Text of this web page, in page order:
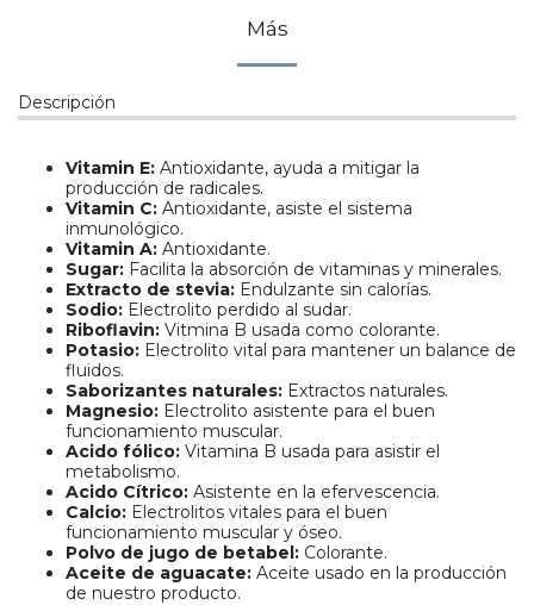
Más
Descripción
Vitamin E: Antioxidante, ayuda a mitigar la
producción de radicales.
Vitamin C: Antioxidante, asiste el sistema
inmunológico.
Vitamin A: Antioxidante.
Sugar: Facilita la absorción de vitaminas y minerales.
Extracto de stevia: Endulzante sin calorías.
Sodio: Electrolito perdido al sudar.
Riboflavin: Vitmina B usada como colorante.
Potasio: Electrolito vital para mantener un balance de
fluidos.
Saborizantes naturales: Extractos naturales.
Magnesio: Electrolito asistente para el buen
funcionamiento muscular.
Acido fólico: Vitamina B usada para asistir el
metabolismo.
Acido Cítrico: Asistente en la efervescencia.
Calcio: Electrolitos vitales para el buen
funcionamiento muscular y óseo.
Polvo de jugo de betabel: Colorante.
Aceite de aguacate: Aceite usado en la producción
de nuestro producto.